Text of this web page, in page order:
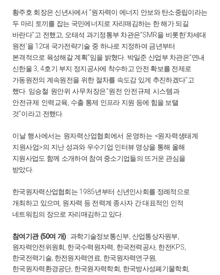
황주호 회장은 신년사에서 “원자력이 에너지 안보와 탄소중립이라는
두 마리 토끼를 잡는 국민에너지로 자리매김하는 한 해가 되길
바란다” 고 전했고 오태석 과기정통부 차관은“SMR을 비롯한‘차세대
원전 ’을 12대 국가전략기술 중 하나로 지정하여 금년부터
본격적으로 육성해갈 계획”임을 밝혔다. 박일준 산업부 차관은“연내
신한울 3, 4호기 부지 정지공사에 착수하고 안전 확보를 전제로
가동원전의 계속원전을 위한 절차를 속도감 있게 추진하겠다” 고
했다. 임승철 원안위 사무처장은“원전 안전규제 시스템과
안전규제 인력 교육 수출 통제 인프라 지원 등에 힘을 보탤
것”이라고 전했다.
이날 행사에서는 원자력산업협회에서 운영하는 <원자력생태계
지원사업>의 지난 성과와 우수기업 인터뷰 영상을 통해 올해
지원사업도 함께 소개하여 참여 중소기업들의 뜨거운 관심을
받았다.
한국원자력산업협회는 1985년부터 신년인사회를 정례적으로
개최하고 있으며 원자력 등 전력계 종사자 간 대표적인 인적
네트워킹의 장으로 자리매김하고 있다.
참여기관 (50여 개) : 과학기술정보통신부 산업통상자원부
원자력안전위원회 한국수력원자력 한국전력공사, 한전 KPS,
한국전력기술, 한전원자력연료 한국원자력연구원
한국원자력환경공단, 한국원자력학회 한국방사성폐기물학회